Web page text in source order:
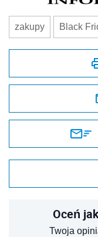
zakupy Black
Oceń
Twoja